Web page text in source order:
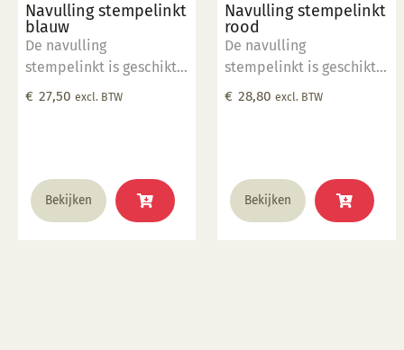
Navulling stempelinkt
blauw
De navulling
stempelinkt is geschikt
om het stempelkussen
€ 27,50 excl. BTW
Bekijken
Navulling stempelinkt
rood
De navulling
stempelinkt is geschikt
om het stempelkussen
€ 28,80 excl. BTW
Bekijken